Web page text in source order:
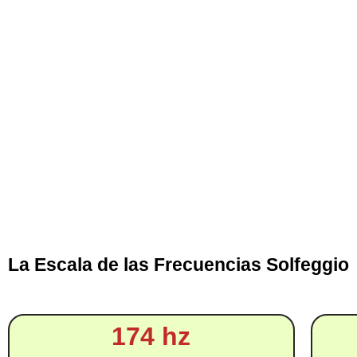
La Escala de las Frecuencias Solfeggio
174 hz